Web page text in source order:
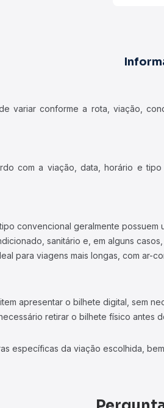
variar conforme a rota, viação,
com a viação, data, horário e
convencional geralmente possuem
sanitário e, em alguns casos,
para viagens mais longas, com ar-
apresentar o bilhete digital, sem
retirar o bilhete físico antes
específicas da viação escolhida,